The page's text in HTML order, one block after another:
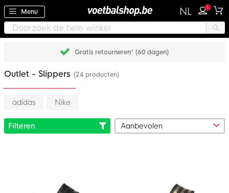
Menu NL 1
Gratis retourneren* (60 dagen)
Outlet - Slippers (24 producten)
adidas Nike
Filteren